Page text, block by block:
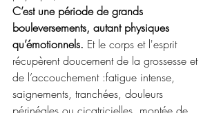
C’est une période de grands
bouleversements, autant physiques
qu’émotionnels. Et le corps et l'esprit
récupèrent doucement de la grossesse et
de l’accouchement :fatigue intense,
saignements, tranchées, douleurs